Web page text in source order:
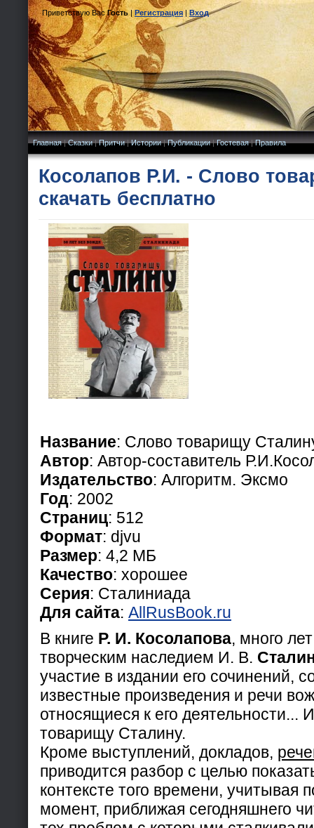
Приветствую Вас Гость|Регистрация|Вход
Главная|Сказки|Притчи|Истории|Публикации|Гостевая|Правила
Косолапов Р.И. - Слово
скачать бесплатно
Название: Слово товарищу
Автор: Автор-составитель
Издательство: Алгоритм. Эксмо
Год: 2002
Страниц: 512
Формат: djvu
Размер: 4,2 МБ
Качество: хорошее
Серия: Сталиниада
Для сайта: AllRusBook.ru
В книге Р. И. Косолапова, много
творческим наследием И. В.
участие в издании его сочинений,
известные произведения и речи
относящиеся к его деятельности...
товарищу Сталину.
Кроме выступлений, докладов,
приводится разбор с целью
контексте того времени, учитывая
момент, приближая сегодняшнего